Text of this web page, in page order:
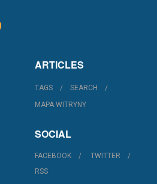
ARTICLES
TAGS
SEARCH
MAPA WITRYNY
SOCIAL
FACEBOOK
TWITTER
RSS